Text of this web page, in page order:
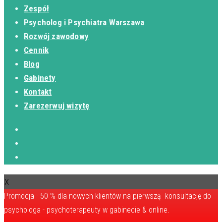
Zespół
Psycholog i Psychiatra Warszawa
Rozwój zawodowy
Cennik
Blog
Gabinety
Kontakt
Zarezerwuj wizytę
X
Promocja - 50 % dla nowych klientów na pierwszą konsultację do
psychologa - psychoterapeuty w gabinecie & online.